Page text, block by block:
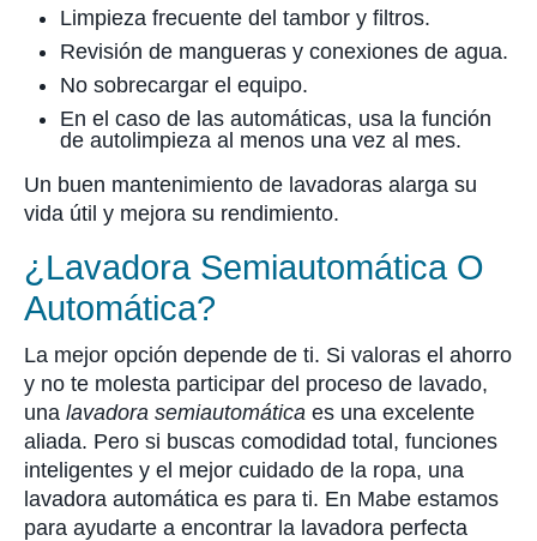
Limpieza frecuente del tambor y filtros.
Revisión de mangueras y conexiones de agua.
No sobrecargar el equipo.
En el caso de las automáticas, usa la función
de autolimpieza al menos una vez al mes.
Un buen mantenimiento de lavadoras alarga su
vida útil y mejora su rendimiento.
¿Lavadora Semiautomática O
Automática?
La mejor opción depende de ti. Si valoras el ahorro
y no te molesta participar del proceso de lavado,
una lavadora semiautomática es una excelente
aliada. Pero si buscas comodidad total, funciones
inteligentes y el mejor cuidado de la ropa, una
lavadora automática es para ti. En Mabe estamos
para ayudarte a encontrar la lavadora perfecta